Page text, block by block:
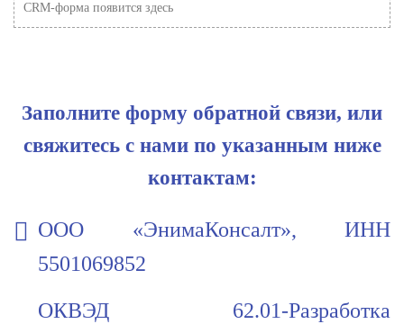
CRM-форма появится здесь
Заполните форму обратной связи, или
свяжитесь с нами по указанным ниже
контактам:
ООО «ЭнимаКонсалт», ИНН
5501069852
ОКВЭД 62.01-Разработка